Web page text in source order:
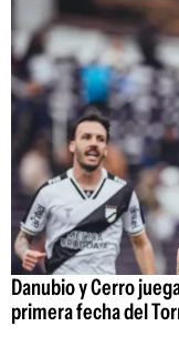
Danubio y Cerro
primera fecha del